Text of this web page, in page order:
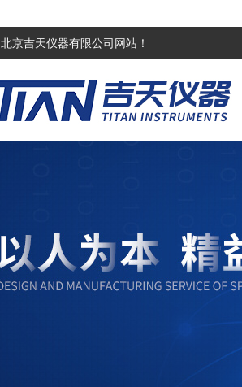
北京吉天仪器有限公司 网站！